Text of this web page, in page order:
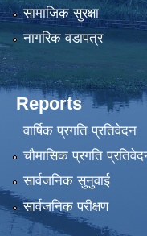
सामाजिक सुरक्षा
नागरिक वडापत्र
Reports
वार्षिक प्रगति प्रतिवेदन
चौमासिक प्रगति
सार्वजनिक सुनुवाई
सार्वजनिक परीक्षण